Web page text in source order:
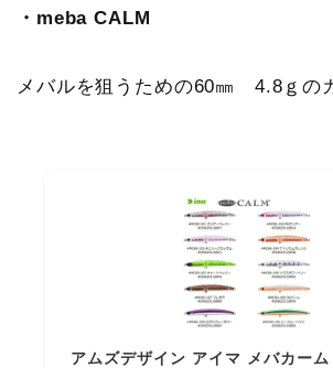
・meba CALM
メバルを狙うための60㎜ 4.8ｇの
アムズデザイン アイマ メバカー